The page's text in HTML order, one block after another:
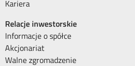
Kariera
Relacje inwestorskie
Informacje o spółce
Akcjonariat
Walne zgromadzenie